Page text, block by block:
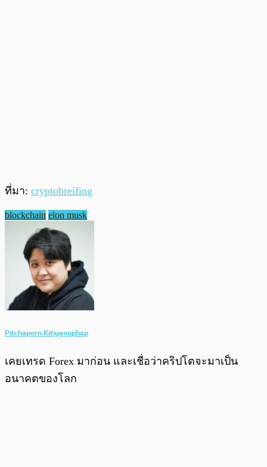
ที่มา: cryptobreifing
blockchain elon musk
Pitchaporn Kitiyanuphap
เคยเทรด Forex มาก่อน และเชื่อว่าคริปโตจะมาเป็น
อนาคตของโลก